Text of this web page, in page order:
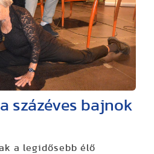
százéves bajnok
a legidősebb élő